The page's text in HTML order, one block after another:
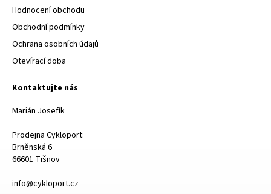
Hodnocení obchodu
Obchodní podmínky
Ochrana osobních údajů
Otevírací doba
Kontaktujte nás
Marián Josefík
Prodejna Cykloport:
Brněnská 6
66601 Tišnov
info@cykloport.cz